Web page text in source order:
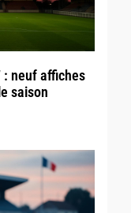
: neuf affiches
saison